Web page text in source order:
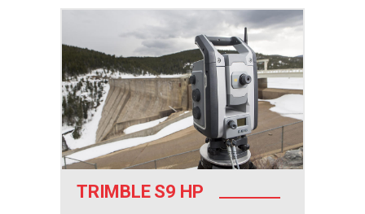
TRIMBLE S9 HP